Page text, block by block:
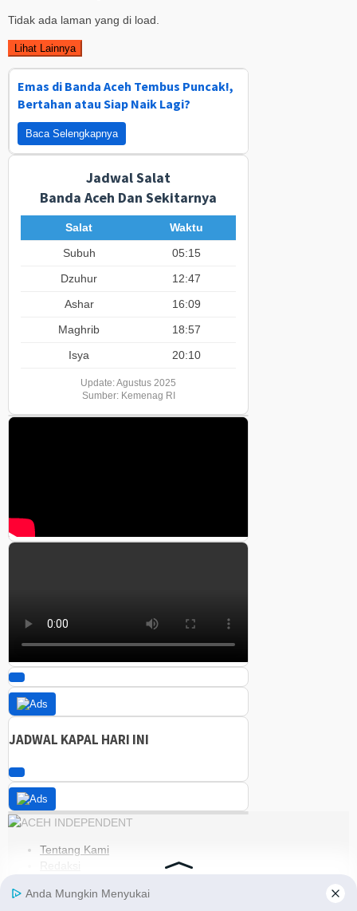
Tidak ada laman yang di load.
Lihat Lainnya
Emas di Banda Aceh Tembus Puncak!,
Bertahan atau Siap Naik Lagi?
Baca Selengkapnya
Jadwal Salat
Banda Aceh Dan Sekitarnya
Salat
Waktu
Subuh
05:15
Dzuhur
12:47
Ashar
16:09
Maghrib
18:57
Isya
20:10
Update: Agustus 2025
Sumber: Kemenag RI
JADWAL KAPAL HARI INI
Tentang Kami
Redaksi
Pedoman Media Siber